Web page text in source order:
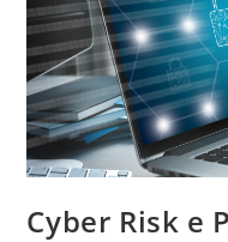
Cyber Risk e